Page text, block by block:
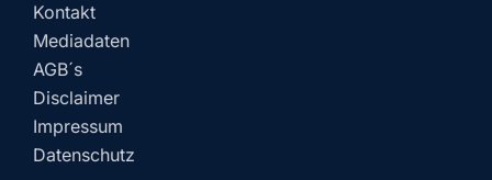
Kontakt
Mediadaten
AGB´s
Disclaimer
Impressum
Datenschutz